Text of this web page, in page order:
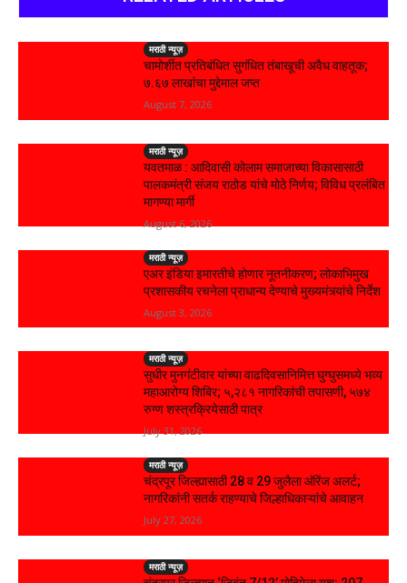
मराठी न्यूज़
चामोर्शीत प्रतिबंधित सुगंधित तंबाखूची अवैध वाहतूक;
₹७.६७ लाखांचा मुद्देमाल जप्त
August 7, 2026
मराठी न्यूज़
यवतमाळ : आदिवासी कोलाम समाजाच्या विकासासाठी
पालकमंत्री संजय राठोड यांचे मोठे निर्णय; विविध प्रलंबित
मागण्या मार्गी
August 6, 2026
मराठी न्यूज़
एअर इंडिया इमारतीचे होणार नूतनीकरण; लोकाभिमुख
प्रशासकीय रचनेला प्राधान्य देण्याचे मुख्यमंत्र्यांचे निर्देश
August 3, 2026
मराठी न्यूज़
सुधीर मुनगंटीवार यांच्या वाढदिवसानिमित्त घुग्घुसमध्ये भव्य
महाआरोग्य शिबिर; ५,२८१ नागरिकांची तपासणी, ५७४
रुग्ण शस्त्रक्रियेसाठी पात्र
July 31, 2026
मराठी न्यूज़
चंद्रपूर जिल्ह्यासाठी 28 व 29 जुलैला ऑरेंज अलर्ट;
नागरिकांनी सतर्क राहण्याचे जिल्हाधिकाऱ्यांचे आवाहन
July 27, 2026
मराठी न्यूज़